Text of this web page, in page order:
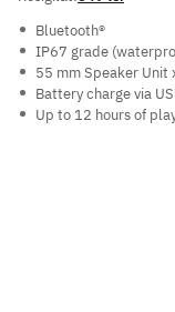
Bluetooth®
IP67 grade
55 mm Speaker Unit
Battery charge via
Up to 12 hours of